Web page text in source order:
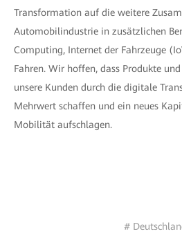
Transformation auf die weitere
Automobilindustrie in zusätzlichen
Computing, Internet der Fahrzeuge
Fahren. Wir hoffen, dass Produkte
unsere Kunden durch die digitale
Mehrwert schaffen und ein neues
Mobilität aufschlagen.
#